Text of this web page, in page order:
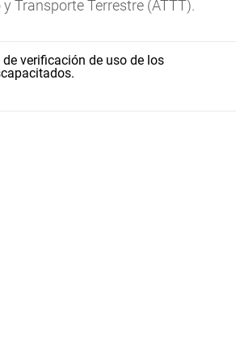
Transporte Terrestre (ATTT).